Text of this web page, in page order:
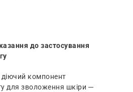
до застосування
компонент
для зволоження шкіри ─